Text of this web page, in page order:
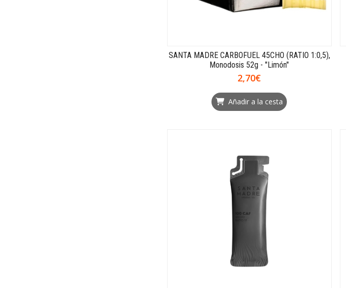
SANTA MADRE CARBOFUEL 45CHO (RATIO 1:0,5),
Monodosis 52g - "Limón"
2,70€
Añadir a la cesta